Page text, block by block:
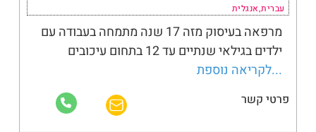
עברית,אנגלית
מרפאה בעיסוק מזה 17 שנה מתמחה בעבודה עם
ילדים בגילאי שנתיים עד 12 בתחום עיכובים
...לקריאה נוספת
פרטי קשר